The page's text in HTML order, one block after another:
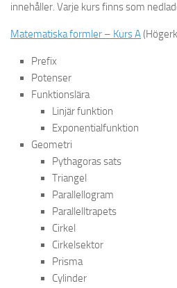
innehåller. Varje kurs finns som
Matematiska formler – Kurs A
Prefix
Potenser
Funktionslära
Linjär funktion
Exponentialfunktion
Geometri
Pythagoras sats
Triangel
Parallellogram
Parallelltrapets
Cirkel
Cirkelsektor
Prisma
Cylinder